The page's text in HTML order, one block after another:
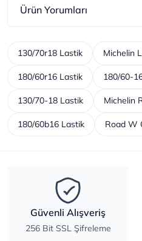
Ürün Yorumları
130/70r18 Lastik Michelin
180/60r16 Lastik 180/60-
130/70-18 Lastik Michelin
180/60b16 Lastik Road W
Güvenli Alışveriş
256 Bit SSL Şifreleme